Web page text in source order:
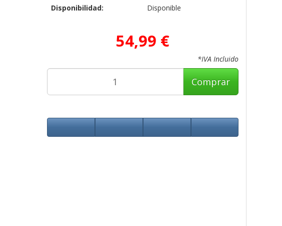
Disponibilidad:
Disponible
54,99 €
*IVA Incluido
Comprar